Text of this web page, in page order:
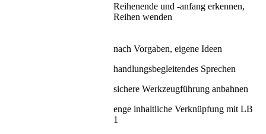
Reihenende und -anfang erkennen,
Reihen wenden
nach Vorgaben, eigene Ideen
handlungsbegleitendes Sprechen
sichere Werkzeugführung anbahnen
enge inhaltliche Verknüpfung mit LB
1